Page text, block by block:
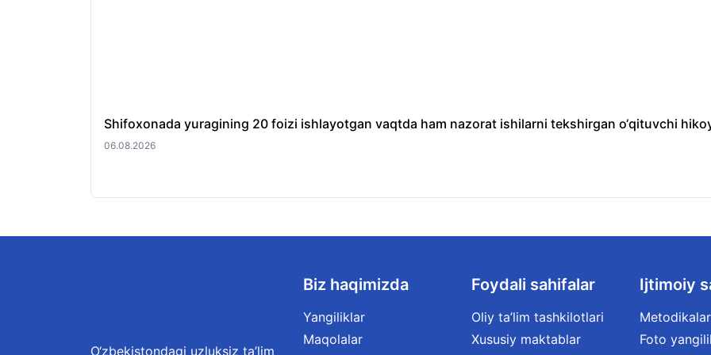
Shifoxonada yuragining 20 foizi ishlayotgan vaqtda ham nazorat ishilarni tekshirgan o‘qituvchi
06.08.2026
O‘zbekistondagi uzluksiz ta’lim
Biz haqimizda
Yangiliklar
Maqolalar
Foydali sahifalar
Oliy ta’lim tashkilotlari
Xususiy maktablar
Ijtimoiy
Metodikalar
Foto